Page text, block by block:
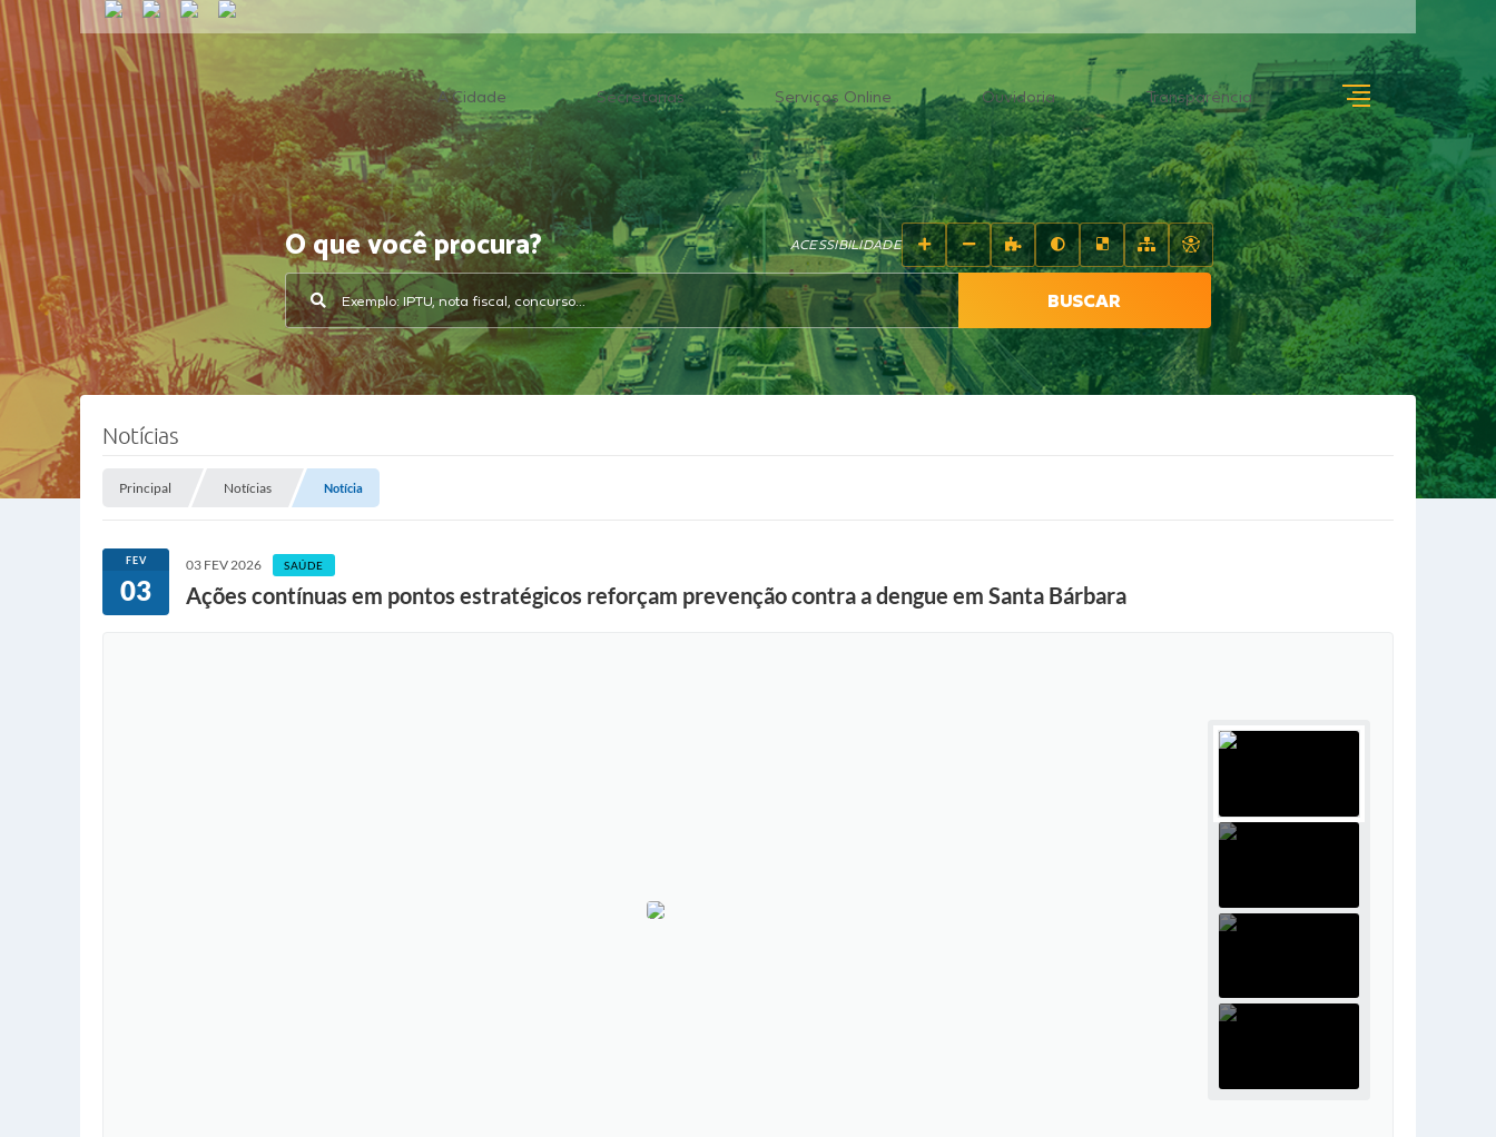
A Cidade Secretarias Serviços Online Ouvidoria Transparência
O que você procura?
BUSCAR
ACESSIBILIDADE
Notícias
Principal Notícias Notícia
FEV
03
03 FEV 2026 SAÚDE
Ações contínuas em pontos estratégicos reforçam prevenção contra a dengue em Santa Bárbara